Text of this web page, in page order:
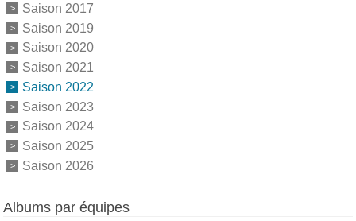
Saison 2017
Saison 2019
Saison 2020
Saison 2021
Saison 2022
Saison 2023
Saison 2024
Saison 2025
Saison 2026
Albums par équipes